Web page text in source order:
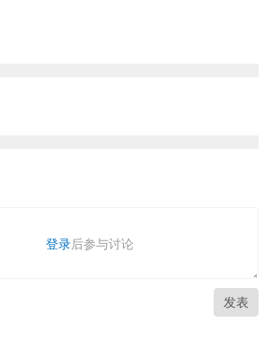
登录后参与讨论
发表